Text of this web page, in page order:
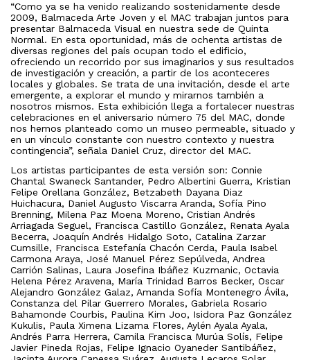
“Como ya se ha venido realizando sostenidamente desde
2009, Balmaceda Arte Joven y el MAC trabajan juntos para
presentar Balmaceda Visual en nuestra sede de Quinta
Normal. En esta oportunidad, más de ochenta artistas de
diversas regiones del país ocupan todo el edificio,
ofreciendo un recorrido por sus imaginarios y sus resultados
de investigación y creación, a partir de los aconteceres
locales y globales. Se trata de una invitación, desde el arte
emergente, a explorar el mundo y mirarnos también a
nosotros mismos. Esta exhibición llega a fortalecer nuestras
celebraciones en el aniversario número 75 del MAC, donde
nos hemos planteado como un museo permeable, situado y
en un vínculo constante con nuestro contexto y nuestra
contingencia”, señala Daniel Cruz, director del MAC.
Los artistas participantes de esta versión son: Connie
Chantal Swaneck Santander, Pedro Albertini Guerra, Kristian
Felipe Orellana González, Betzabeth Dayana Diaz
Huichacura, Daniel Augusto Viscarra Aranda, Sofía Pino
Brenning, Milena Paz Moena Moreno, Cristian Andrés
Arriagada Seguel, Francisca Castillo González, Renata Ayala
Becerra, Joaquín Andrés Hidalgo Soto, Catalina Zarzar
Cumsille, Francisca Estefanía Chacón Cerda, Paula Isabel
Carmona Araya, José Manuel Pérez Sepúlveda, Andrea
Carrión Salinas, Laura Josefina Ibáñez Kuzmanic, Octavia
Helena Pérez Aravena, María Trinidad Barros Becker, Oscar
Alejandro González Galaz, Amanda Sofía Montenegro Ávila,
Constanza del Pilar Guerrero Morales, Gabriela Rosario
Bahamonde Courbis, Paulina Kim Joo, Isidora Paz González
Kukulis, Paula Ximena Lizama Flores, Aylén Ayala Ayala,
Andrés Parra Herrera, Camila Francisca Murúa Solís, Felipe
Javier Pineda Rojas, Felipe Ignacio Oyaneder Santibáñez,